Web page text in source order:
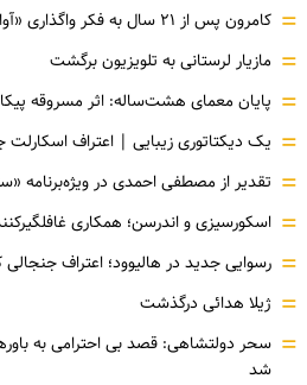
= کامرون پس از ۲۱ سال به فکر واگذاری «آواتار» افتاد
= مازیار لرستانی به تلویزیون برگشت
= پایان معمای هشت‌ساله: اثر مسروقه
= یک دیکتاتوری زیبایی | اعتراف اسکارلت
= تقدیر از مصطفی احمدی در ویژه‌برنامه
= اسکورسیزی و اندرسن؛ همکاری
= رسوایی جدید در هالیوود؛ اعتراف
= ژیلا هدائی درگذشت
= سحر دولتشاهی: قصد بی احترامی به
شد